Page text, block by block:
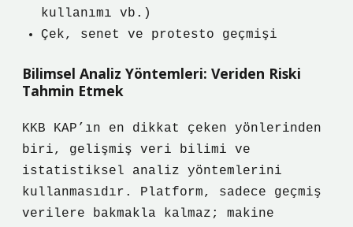
kullanımı vb.)
Çek, senet ve protesto geçmişi
Bilimsel Analiz Yöntemleri: Veriden Riski
Tahmin Etmek
KKB KAP’ın en dikkat çeken yönlerinden
biri, gelişmiş veri bilimi ve
istatistiksel analiz yöntemlerini
kullanmasıdır. Platform, sadece geçmiş
verilere bakmakla kalmaz; makine